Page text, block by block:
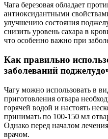
Чага березовая обладает
антиоксидантными
улучшению состояния
снизить уровень сахара в
что особенно важно при
Как правильно
заболеваний
Чагу можно использовать в
приготовления отвара
горячей водой и настоять
принимать по 100-150 мл
Однако перед началом
врачом.